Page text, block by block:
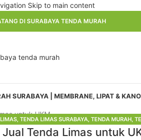
Skip to main content
DI SURABAYA TENDA MURAH
SURABAYA | MEMBRANE, LIPAT &
,TENDA LIMAS SURABAYA,TENDA MURAH,
SURABAYA
Jual Tenda Limas untuk